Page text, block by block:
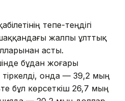
тепе-теңдігі
жалпы ұлттық
асты.
бұдан жоғары
онда — 39,2 мың
бұл көрсеткіш 26,7 мың